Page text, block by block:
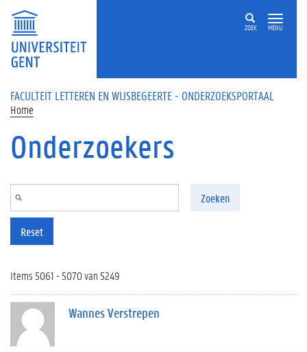
Overslaan en naar de inhoud gaan
ZOEK MENU
FACULTEIT LETTEREN EN WIJSBEGEERTE - ONDERZOEKSPORTAAL
Home
Onderzoekers
Zoeken
Reset
Items 5061 - 5070 van 5249
Wannes Verstrepen